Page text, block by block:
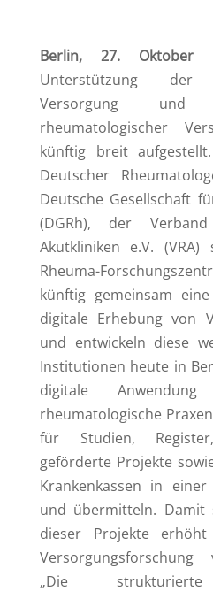
Berlin, 27. Oktober
Unterstützung der
Versorgung
rheumatologischer
künftig breit
Deutscher
Deutsche Gesellschaft
(DGRh), der Verband
Akutkliniken e.V.
Rheuma-
künftig gemeinsam
digitale Erhebung von
und entwickeln diese
Institutionen heute in
digitale
rheumatologische
für Studien,
geförderte Projekte
Krankenkassen in
und übermitteln. Damit
dieser Projekte
„Die strukturierte